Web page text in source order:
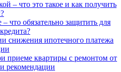
– что это такое и как получить
что обязательно защитить для
снижения ипотечного платежа
приеме квартиры с ремонтом от
рекомендации